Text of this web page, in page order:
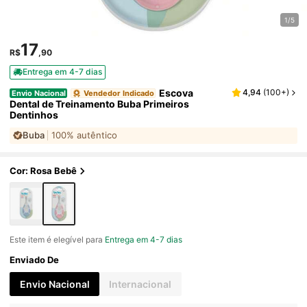
1/5
R$17,90
Entrega em 4-7 dias
Envio Nacional Vendedor Indicado Escova
Dental de Treinamento Buba Primeiros
Dentinhos
4,94 (100+)
Buba 100% autêntico
Cor: Rosa Bebê
Este item é elegível para Entrega em 4-7 dias
Enviado De
Envio Nacional Internacional